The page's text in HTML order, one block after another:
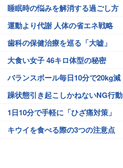
睡眠時の悩みを解消する過ごし方
運動より代謝 人体の省エネ戦略
歯科の保健治療を巡る「大嘘」
大食い女子 46キロ体型の秘密
バランスボール毎日10分で20kg減
躁状態引き起こしかねないNG行動
1日10分で手軽に「ひざ痛対策」
キウイを食べる際の3つの注意点